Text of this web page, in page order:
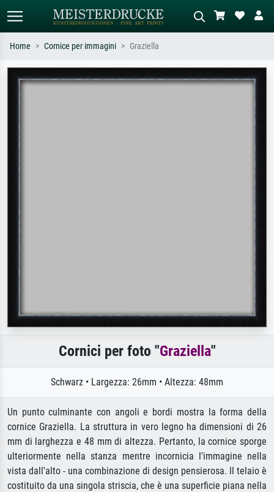
Ricerca standard Ricerca immagini AI
olio scuro, nudo in piedi vicino a un
Home Cornice per immagini Graziella
Cornici per foto "Graziella"
Schwarz • Largezza: 26mm • Altezza: 48mm
Un punto culminante con angoli e bordi mostra la forma della
cornice Graziella. La struttura in vero legno ha dimensioni di 26
mm di larghezza e 48 mm di altezza. Pertanto, la cornice sporge
ulteriormente nella stanza mentre incornicia l'immagine nella
vista dall'alto - una combinazione di design pensierosa. Il telaio è
costituito da una singola striscia, che è una superficie piana nella